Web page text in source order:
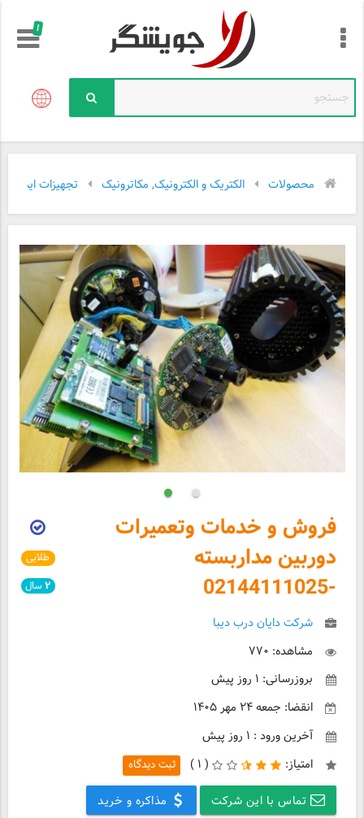
!
محصولات الکتریک و الکترونیک, مکاترونیک تجهیزات ایمنی و
فروش و خدمات وتعمیرات
دوربین مداربسته
-02144111025
شرکت دایان درب دیبا
مشاهده: ۷۷۰
بروزرسانی: ۱ روز پیش
انقضا: جمعه ۲۴ مهر ۱۴۰۵
آخرین ورود : ۱ روز پیش
امتیاز:
( ۱ ) ثبت دیدگاه
تماس با این شرکت مذاکره و خرید
طلایی
۲ سال